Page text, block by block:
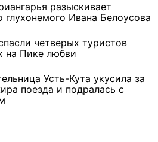
разыскивает
глухонемого Ивана Белоусова
четверых туристов
на Пике любви
Усть-Кута укусила за
поезда и подралась с